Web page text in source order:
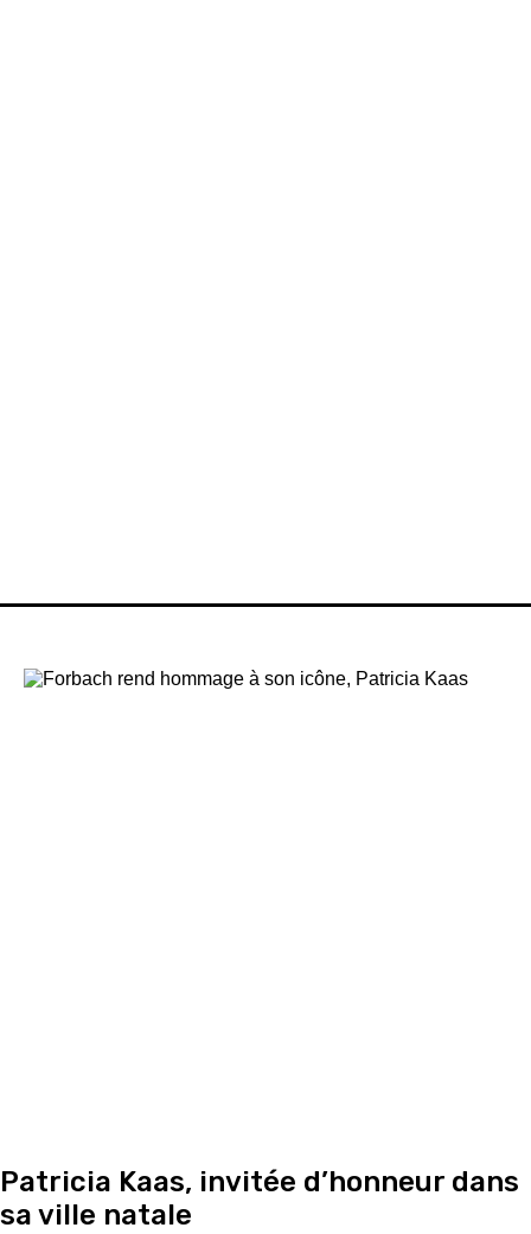
Patricia Kaas, invitée d’honneur dans
sa ville natale